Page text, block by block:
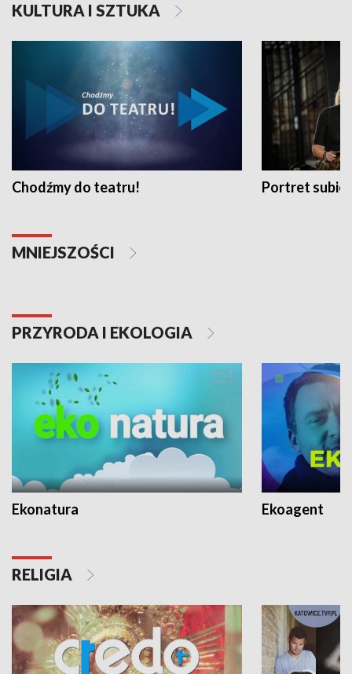
KULTURA I SZTUKA
Chodźmy do teatru! Portret
MNIEJSZOŚCI
PRZYRODA I EKOLOGIA
Ekonatura Ekoagent
RELIGIA